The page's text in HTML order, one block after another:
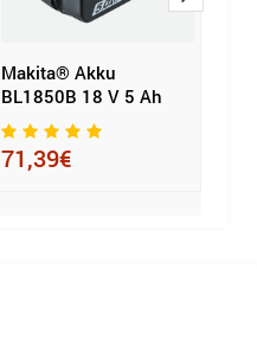
Makita® Akku
BL1850B 18 V 5 Ah
71,39€